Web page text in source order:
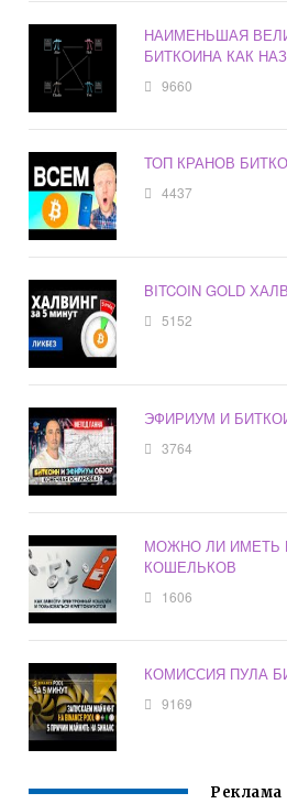
НАИМЕНЬШАЯ
БИТКОИНА КАК
9660
ТОП КРАНОВ
4437
BITCOIN GOLD
5152
ЭФИРИУМ И
3764
МОЖНО ЛИ ИМЕТЬ
КОШЕЛЬКОВ
1606
КОМИССИЯ ПУЛА
9169
Реклама